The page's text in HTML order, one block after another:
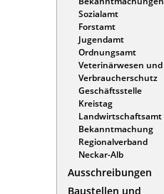
Sozialamt
Forstamt
Jugendamt
Ordnungsamt
Veterinärwesen und
Verbraucherschutz
Geschäftsstelle
Kreistag
Landwirtschaftsamt
Bekanntmachung
Regionalverband
Neckar-Alb
Ausschreibungen
Baustellen und